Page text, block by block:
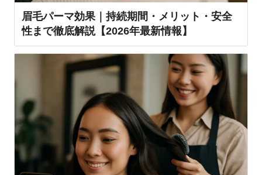
眉毛パーマ効果｜持続期間・メリット・安全
性まで徹底解説【2026年最新情報】